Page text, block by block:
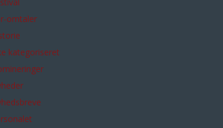
omtaler
kategoriseret